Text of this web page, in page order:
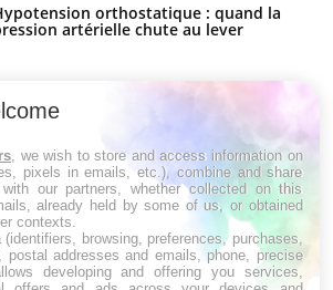
orthostatique : quand la
artérielle chute au lever
: une déformation des
de Charcot (Sclérose latérale
, we wish to store and access information on
pixels in emails, etc.), combine and share
our partners, whether collected on this
already held by some of us, or obtained
contexts.
browsing, preferences, purchases,
postal addresses and emails, phone, precise
developing and offering you services,